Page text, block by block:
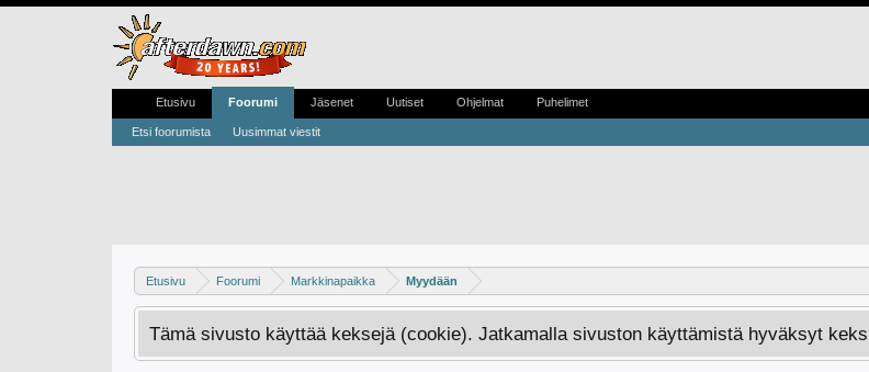
Etusivu Foorumi Markkinapaikka Myydään
Tämä sivusto käyttää keksejä (cookie). Jatkamalla sivuston käyttämistä hyväksyt
Etusivu Foorumi
Etsi foorumista Uusimmat viestit
Jäsenet Uutiset Ohjelmat Puhelimet